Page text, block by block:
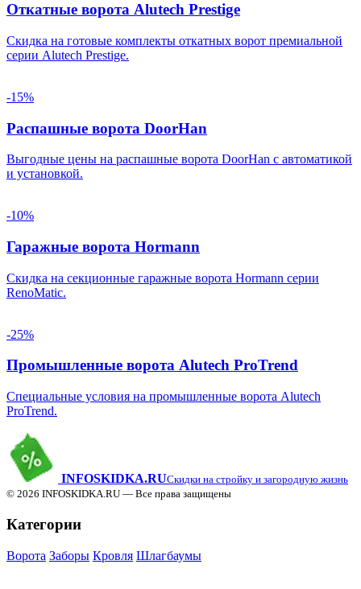
Откатные ворота Alutech Prestige
Скидка на готовые комплекты откатных ворот премиальной
серии Alutech Prestige.
-15%
Распашные ворота DoorHan
Выгодные цены на распашные ворота DoorHan с автоматикой
и установкой.
-10%
Гаражные ворота Hormann
Скидка на секционные гаражные ворота Hormann серии
RenoMatic.
-25%
Промышленные ворота Alutech ProTrend
Специальные условия на промышленные ворота Alutech
ProTrend.
INFOSKIDKA.RUСкидки на стройку и загородную жизнь
© 2026 INFOSKIDKA.RU — Все права защищены
Категории
Ворота Заборы Кровля Шлагбаумы